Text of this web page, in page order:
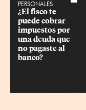
PERSONALES
¿El fisco te
puede cobrar
impuestos por
una deuda que
no pagaste al
banco?